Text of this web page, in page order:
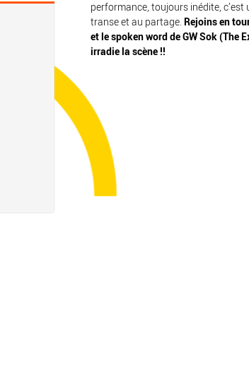
performance, toujours inédite,
transe et au partage. Rejoins en
et le spoken word de GW Sok (The
irradie la scène !!